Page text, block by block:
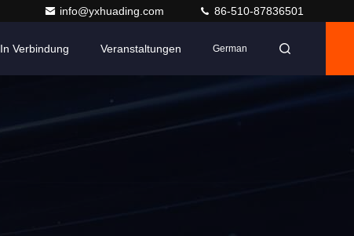
info@yxhuading.com 86-510-87836501
Verbindung Veranstaltungen German